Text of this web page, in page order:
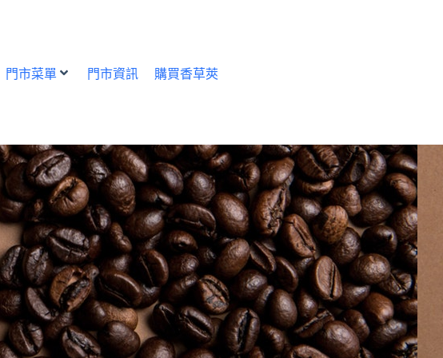
門市菜單 門市資訊 購買香草莢